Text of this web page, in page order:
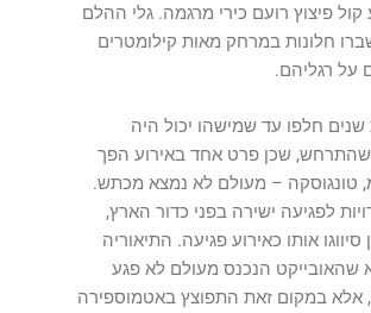
קול פיצוץ רועם כירי מרגמה. גלי ההלם
חלונות במרחק מאות קילומטרים
על רגליהם.
חלפו עד שמישהו יכול היה
שכן פרט אחד באירוע הפך
טונגוסקה – מעולם לא נמצא מכתש.
לפגיעה ישירה בפני כדור הארץ,
סיווגו אותו כאירוע פגיעה. התיאוריה
שהאובייקט הנכנס מעולם לא פגע
אלא במקום זאת התפוצץ באטמוספירה